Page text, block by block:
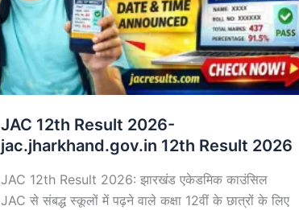
JAC 12th Result 2026-
jac.jharkhand.gov.in 12th Result 2026
JAC 12th Result 2026: झारखंड एकेडमिक काउंसिल
JAC से संबद्ध स्कूलों में पढ़ने वाले कक्षा 12वीं के छात्रों के लिए